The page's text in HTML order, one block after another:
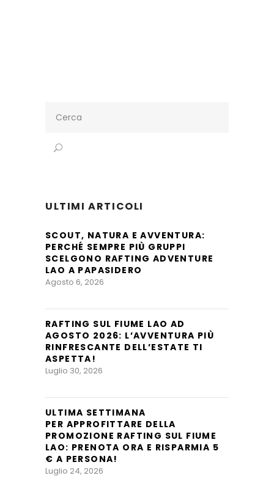
for:
ULTIMI ARTICOLI
SCOUT, NATURA E AVVENTURA:
PERCHÉ SEMPRE PIÙ GRUPPI
SCELGONO RAFTING ADVENTURE
LAO A PAPASIDERO
Agosto 6, 2026
RAFTING SUL FIUME LAO AD
AGOSTO 2026: L’AVVENTURA PIÙ
RINFRESCANTE DELL’ESTATE TI
ASPETTA!
Luglio 30, 2026
ULTIMA SETTIMANA
PER APPROFITTARE DELLA
PROMOZIONE RAFTING SUL FIUME
LAO: PRENOTA ORA E RISPARMIA 5
€ A PERSONA!
Luglio 24, 2026